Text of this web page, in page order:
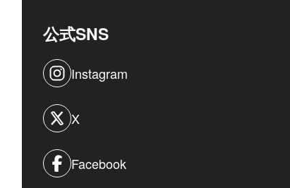
公式SNS
Instagram
X
Facebook